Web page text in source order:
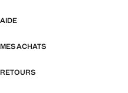
AIDE
MES ACHATS
RETOURS